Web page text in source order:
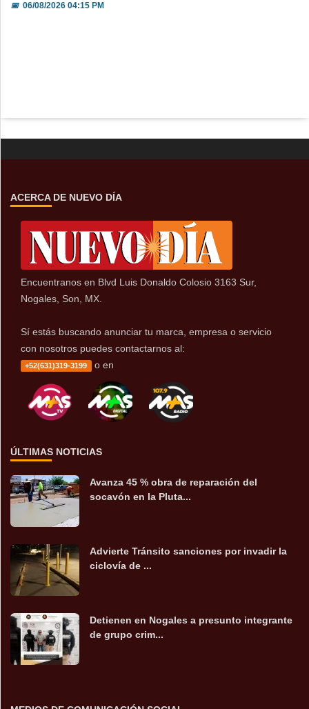
📅06/08/2026 04:15 PM
ACERCA DE NUEVO DÍA
Encuentranos en Blvd Luis Donaldo Colosio 3163 Sur,
Nogales, Son, MX.
Sí estás buscando anunciar tu marca, empresa o servicio
con nosotros puedes contactarnos al:
+52(631)319-3199 o en
ÚLTIMAS NOTICIAS
Avanza 45 % obra de reparación del
socavón en la Pluta...
Advierte Tránsito sanciones por invadir la
ciclovía de ...
Detienen en Nogales a presunto integrante
de grupo crim...